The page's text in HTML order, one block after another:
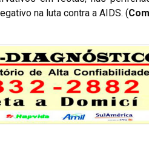
na luta contra a AIDS. (